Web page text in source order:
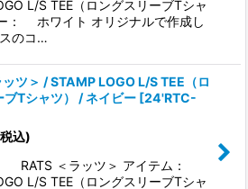
L/S TEE（ロングスリーブTシャ
： ホワイト オリジナルで作成し
のコ…
ツ＞ / STAMP LOGO L/S TEE（ロ
ブTシャツ） / ネイビー [24'RTC-
込)
RATS ＜ラッツ＞ アイテム：
L/S TEE（ロングスリーブTシャ